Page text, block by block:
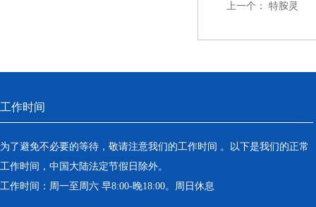
上一个： 特胺灵
工作时间
为了避免不必要的等待，敬请注意我们的工作时间 。以下是我们的正常
工作时间，中国大陆法定节假日除外。
工作时间：周一至周六 早8:00-晚18:00。周日休息